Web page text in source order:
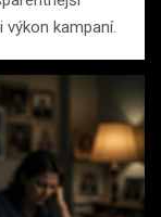
kampaní.